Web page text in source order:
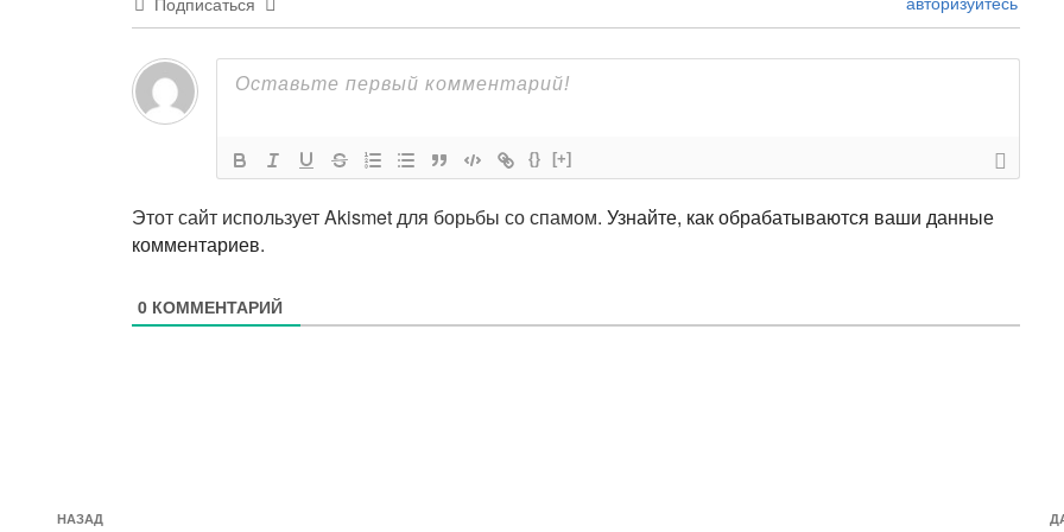
{} [+]
Этот сайт использует Akismet для борьбы со спамом. Узнайте, как обрабатываются ваши данные
комментариев.
0КОММЕНТАРИЙ
Навигация
Предыдущая
НАЗАД